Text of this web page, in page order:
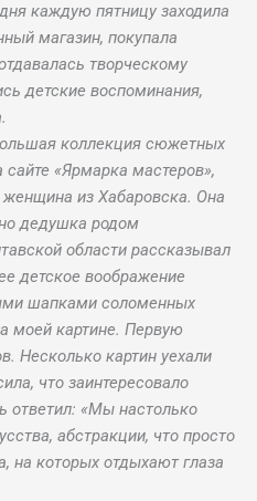
каждую пятницу заходила
магазин, покупала
творческому
детские воспоминания,
коллекция сюжетных
«Ярмарка мастеров»,
из Хабаровска. Она
дедушка родом
области рассказывал
детское воображение
шапками соломенных
моей картине. Первую
Несколько картин уехали
что заинтересовало
ответил: «Мы настолько
абстракции, что просто
на которых отдыхают глаза